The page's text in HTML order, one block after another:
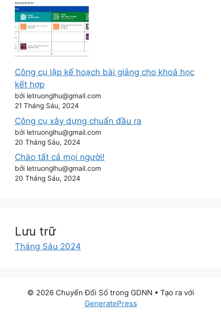
Công cụ lập kế hoạch bài giảng cho khoá học
kết hợp
bởi letruonglhu@gmail.com
21 Tháng Sáu, 2024
Công cụ xây dựng chuẩn đầu ra
bởi letruonglhu@gmail.com
20 Tháng Sáu, 2024
Chào tất cả mọi người!
bởi letruonglhu@gmail.com
20 Tháng Sáu, 2024
Lưu trữ
Tháng Sáu 2024
© 2026 Chuyển Đổi Số trong GDNN • Tạo ra với
GeneratePress